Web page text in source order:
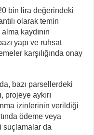
bin lira değerindeki
olarak temin
kaydının
yapı ve ruhsat
karşılığında onay
bazı parsellerdeki
projeye aykırı
izinlerinin verildiği
ödeme veya
suçlamalar da